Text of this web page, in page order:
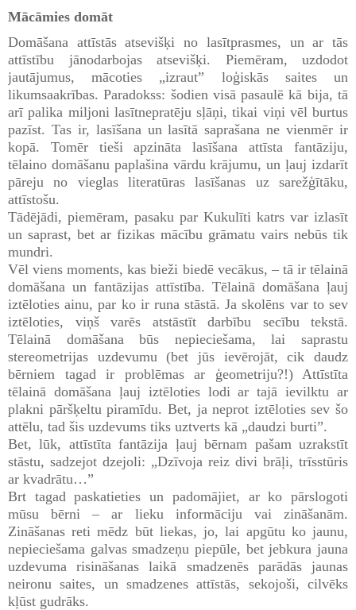
Mācāmies domāt
Domāšana attīstās atsevišķi no lasītprasmes, un ar tās
attīstību jānodarbojas atsevišķi. Piemēram, uzdodot
jautājumus, mācoties „izraut” loģiskās saites un
likumsaakrības. Paradokss: šodien visā pasaulē kā bija, tā
arī palika miljoni lasītnepratēju sļāņi, tikai viņi vēl burtus
pazīst. Tas ir, lasīšana un lasītā saprašana ne vienmēr ir
kopā. Tomēr tieši apzināta lasīšana attīsta fantāziju,
tēlaino domāšanu paplašina vārdu krājumu, un ļauj izdarīt
pāreju no vieglas literatūras lasīšanas uz sarežģītāku,
attīstošu.
Tādējādi, piemēram, pasaku par Kukulīti katrs var izlasīt
un saprast, bet ar fizikas mācību grāmatu vairs nebūs tik
mundri.
Vēl viens moments, kas bieži biedē vecākus, – tā ir tēlainā
domāšana un fantāzijas attīstība. Tēlainā domāšana ļauj
iztēloties ainu, par ko ir runa stāstā. Ja skolēns var to sev
iztēloties, viņš varēs atstāstīt darbību secību tekstā.
Tēlainā domāšana būs nepieciešama, lai saprastu
stereometrijas uzdevumu (bet jūs ievērojāt, cik daudz
bērniem tagad ir problēmas ar ģeometriju?!) Attīstīta
tēlainā domāšana ļauj iztēloties lodi ar tajā ievilktu ar
plakni pāršķeltu piramīdu. Bet, ja neprot iztēloties sev šo
attēlu, tad šis uzdevums tiks uztverts kā „daudzi burti”.
Bet, lūk, attīstīta fantāzija ļauj bērnam pašam uzrakstīt
stāstu, sadzejot dzejoli: „Dzīvoja reiz divi brāļi, trīsstūris
ar kvadrātu…”
Brt tagad paskatieties un padomājiet, ar ko pārslogoti
mūsu bērni – ar lieku informāciju vai zināšanām.
Zināšanas reti mēdz būt liekas, jo, lai apgūtu ko jaunu,
nepieciešama galvas smadzeņu piepūle, bet jebkura jauna
uzdevuma risināšanas laikā smadzenēs parādās jaunas
neironu saites, un smadzenes attīstās, sekojoši, cilvēks
kļūst gudrāks.